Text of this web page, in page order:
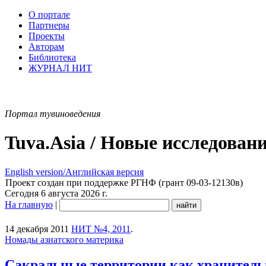
О портале
Партнеры
Проекты
Авторам
Библиотека
ЖУРНАЛ НИТ
Портал тувиноведения
Tuva.Asia / Новые
English version/Английская версия
Проект создан при поддержке РГНФ (грант 09-03-12130в)
Сегодня 6 августа 2026 г.
На главную |
14 декабря 2011 НИТ №4, 2011 .
Номады азиатского материка